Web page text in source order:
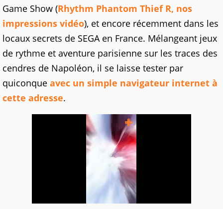
Game Show (Rhythm Phantom Thief R, nos
impressions vidéo), et encore récemment dans les
locaux secrets de SEGA en France. Mélangeant jeux
de rythme et aventure parisienne sur les traces des
cendres de Napoléon, il se laisse tester par
quiconque avec un simple navigateur internet à
cette adresse.